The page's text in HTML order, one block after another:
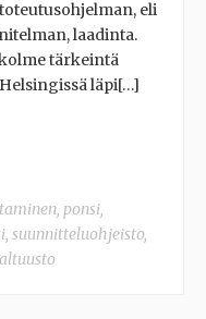
eli
laadinta.
tärkeintä
läpi[…]
, ponsi,
, suunnitteluohjeisto,